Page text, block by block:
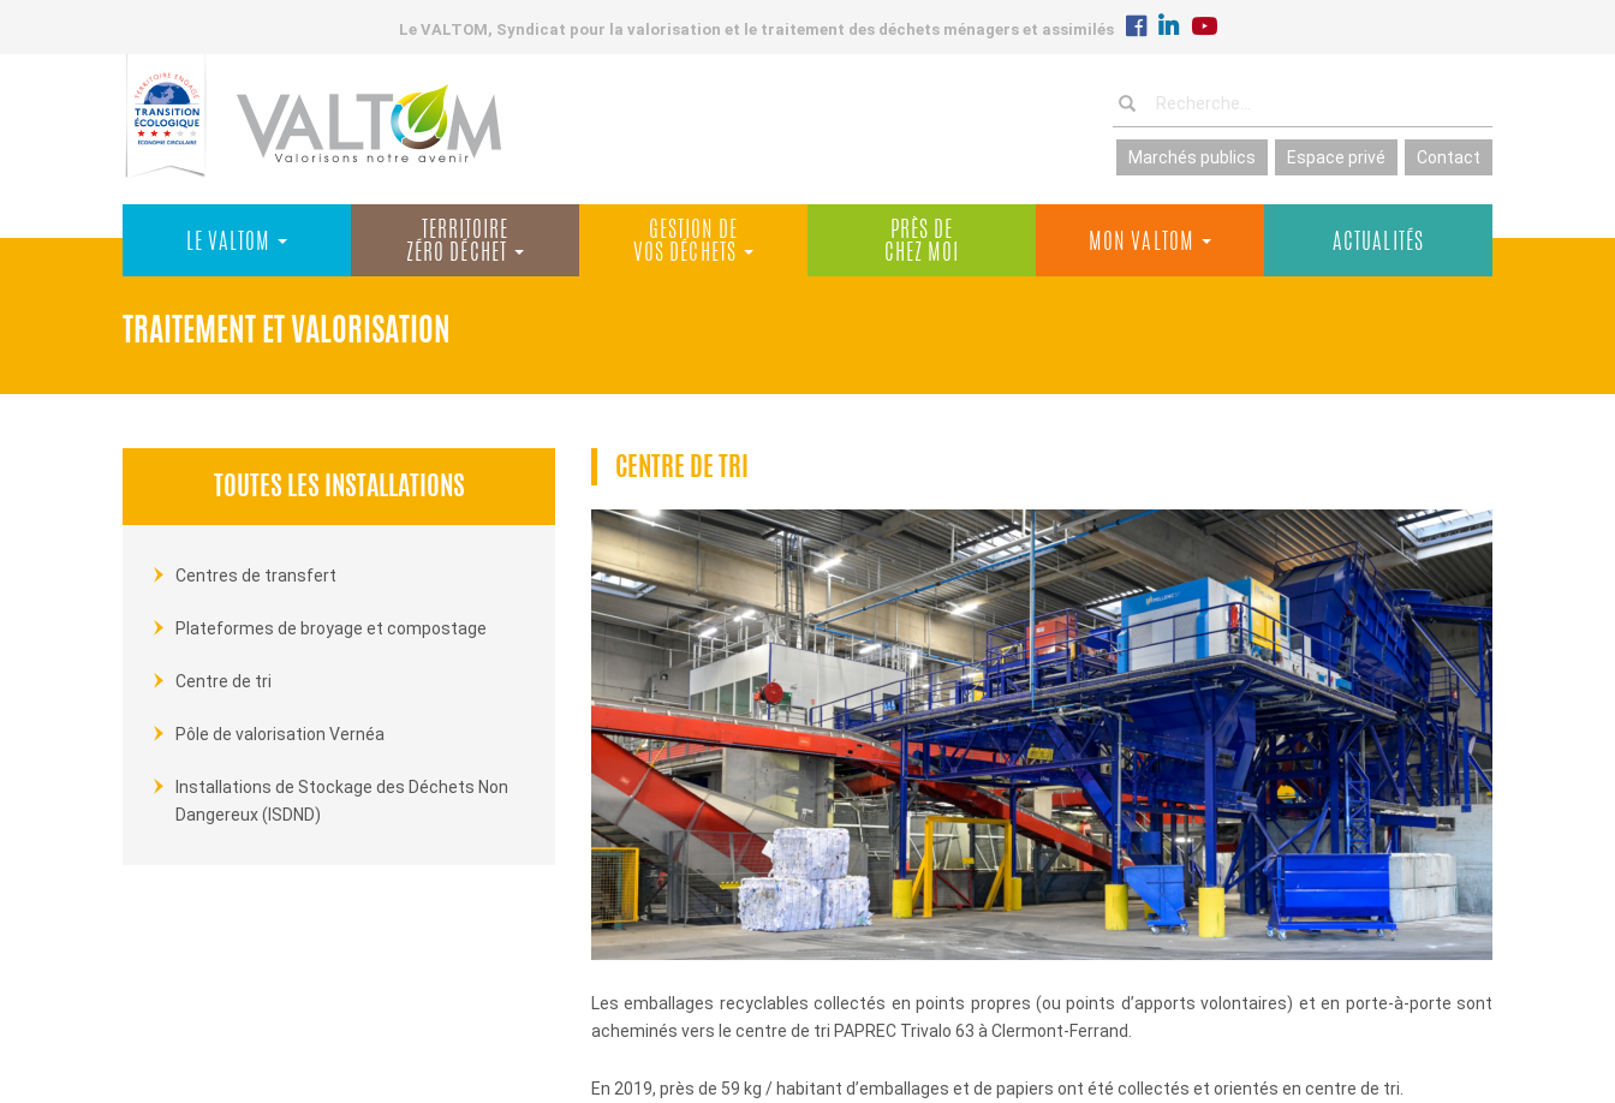
Le VALTOM, Syndicat pour la valorisation et le traitement des déchets ménagers et assimilés
Marchés publics Espace privé Contact
LE VALTOM
TERRITOIRE
ZÉRO DÉCHET
GESTION DE
VOS DÉCHETS
PRÈS DE
CHEZ MOI
MON VALTOM ACTUALITÉS
TRAITEMENT ET VALORISATION
TOUTES LES INSTALLATIONS
Centres de transfert
Plateformes de broyage et compostage
Centre de tri
Pôle de valorisation Vernéa
Installations de Stockage des Déchets Non
Dangereux (ISDND)
CENTRE DE TRI
Les emballages recyclables collectés en points propres (ou points d’apports volontaires) et en porte-à-porte sont
acheminés vers le centre de tri PAPREC Trivalo 63 à Clermont-Ferrand.
En 2019, près de 59 kg / habitant d’emballages et de papiers ont été collectés et orientés en centre de tri.